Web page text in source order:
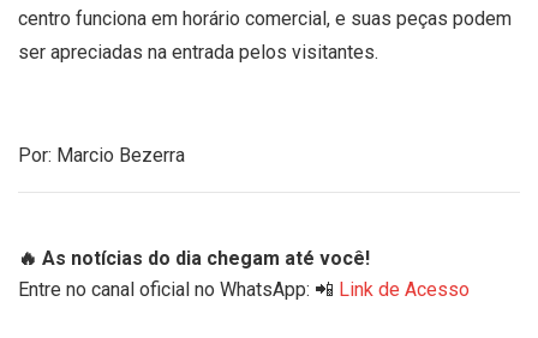
centro funciona em horário comercial, e suas peças podem
ser apreciadas na entrada pelos visitantes.
Por: Marcio Bezerra
🔥 As notícias do dia chegam até você!
Entre no canal oficial no WhatsApp: 📲 Link de Acesso